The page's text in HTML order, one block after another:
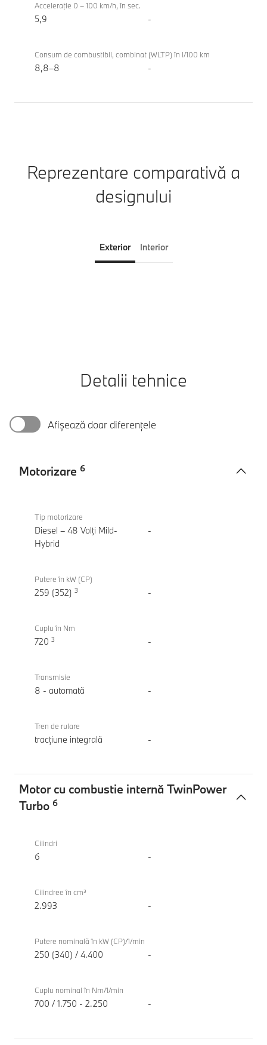
Acceleraţie 0 – 100 km/h, în sec.
5,9 -
Consum de combustibil, combinat (WLTP) în l/100 km
8,8–8 -
Reprezentare comparativă a
designului
Exterior Interior
Detalii tehnice
Afișează doar diferențele
Motorizare 6
xDrive40d
Tip motorizare
Diesel – 48 Volţi Mild-
Hybrid
-
Putere în kW (CP)
259 (352) 3 -
Cuplu în Nm
720 3 -
Transmisie
8 - automată -
Tren de rulare
tracțiune integrală -
Motor cu combustie internă TwinPower
Turbo 6
combustie
Turbo
xDrive40d
Cilindri
6 -
Cilindree în cm³
2.993 -
Putere nominală în kW (CP)/1/min
250 (340) / 4.400 -
Cuplu nominal în Nm/1/min
700 / 1.750 - 2.250 -